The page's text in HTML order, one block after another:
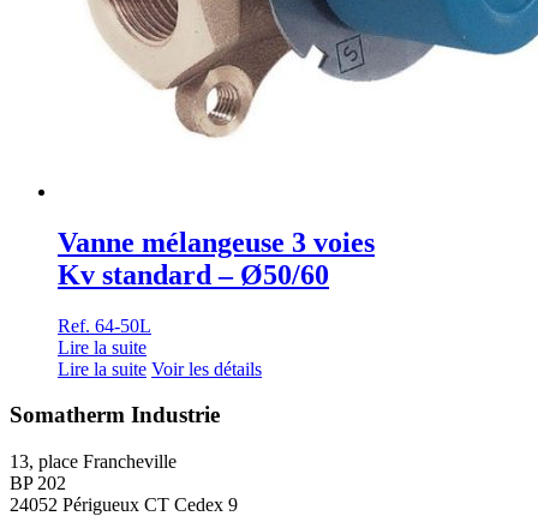
Vanne mélangeuse 3 voies
Kv standard – Ø50/60
Ref. 64-50L
Lire la suite
Lire la suite Voir les détails
Somatherm Industrie
13, place Francheville
BP 202
24052 Périgueux CT Cedex 9